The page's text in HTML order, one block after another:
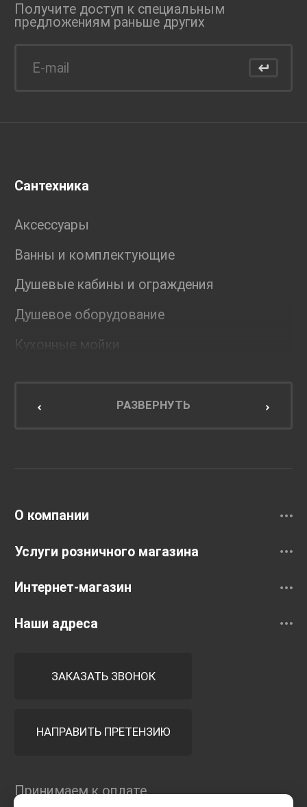
Получите доступ к специальным
предложениям раньше других
Сантехника
Аксессуары
Ванны и комплектующие
Душевые кабины и ограждения
Душевое оборудование
Кухонные мойки
Мебель для кухниРАЗВЕРНУТЬ
О компании
Услуги розничного магазина
Интернет-магазин
Наши адреса
ЗАКАЗАТЬ ЗВОНОК
НАПРАВИТЬ ПРЕТЕНЗИЮ
Принимаем к оплате